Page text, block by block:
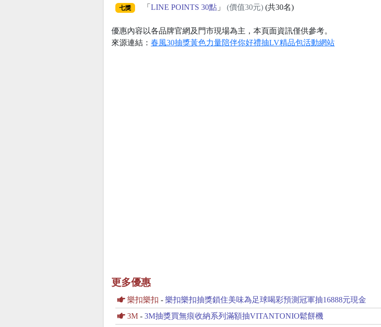
七獎 「 LINE POINTS 30點」 (價值30元)(共30名)
優惠內容以各品牌官網及門市現場為主，本頁面資訊僅供參考。
來源連結： 春風30抽獎黃色力量陪伴你好禮抽LV精品包活動網站
更多優惠
樂扣樂扣 - 樂扣樂扣抽獎鎖住美味為足球喝彩預測冠軍抽16888元現金
3M - 3M抽獎買無痕收納系列滿額抽VITANTONIO鬆餅機